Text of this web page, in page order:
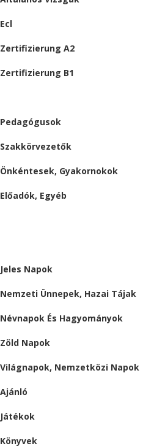
Ecl
Zertifizierung A2
Zertifizierung B1
Pedagógusok
Szakkörvezetők
Önkéntesek, Gyakornokok
Előadók, Egyéb
Jeles Napok
Nemzeti Ünnepek, Hazai Tájak
Névnapok És Hagyományok
Zöld Napok
Világnapok, Nemzetközi Napok
Ajánló
Játékok
Könyvek